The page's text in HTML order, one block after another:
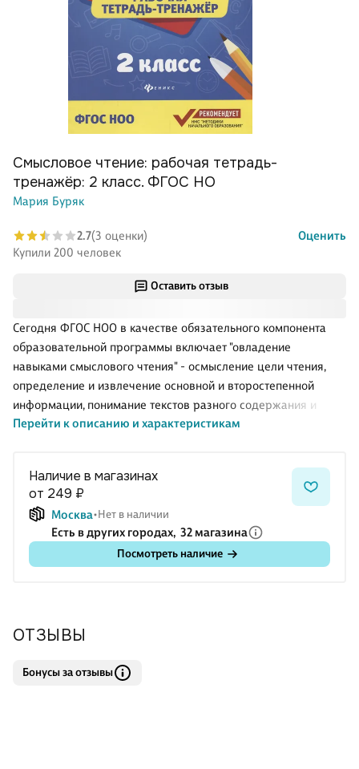
Оставить отзыв
Сегодня ФГОС НОО в качестве обязательного компонента
образовательной программы включает "овладение
навыками смыслового чтения" - осмысление цели чтения,
определение и извлечение основной и второстепенной
информации, понимание текстов разного содержания и
стиля. Данное учебное пособие предназначено для
контрольной проверки полученных знаний и навыков, и на
уроках по основным предметам.
Перейти к описанию и характеристикам
Смысловое чтение: рабочая тетрадь-
тренажёр: 2 класс. ФГОС НО
Мария Буряк
2.7(3 оценки)
Оценить
Купили 200 человек
Наличие в магазинах
от 249 ₽
Москва Нет в наличии
Есть в других городах, 32 магазина
Посмотреть наличие
ОТЗЫВЫ
Бонусы за отзывы